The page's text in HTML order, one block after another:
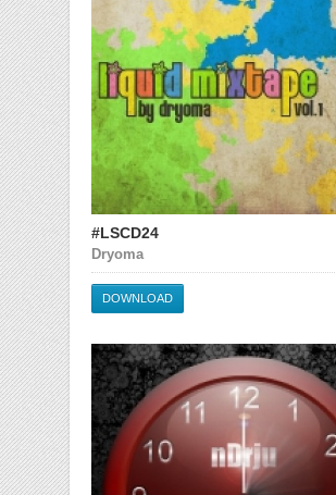
#LSCD24
Dryoma
DOWNLOAD